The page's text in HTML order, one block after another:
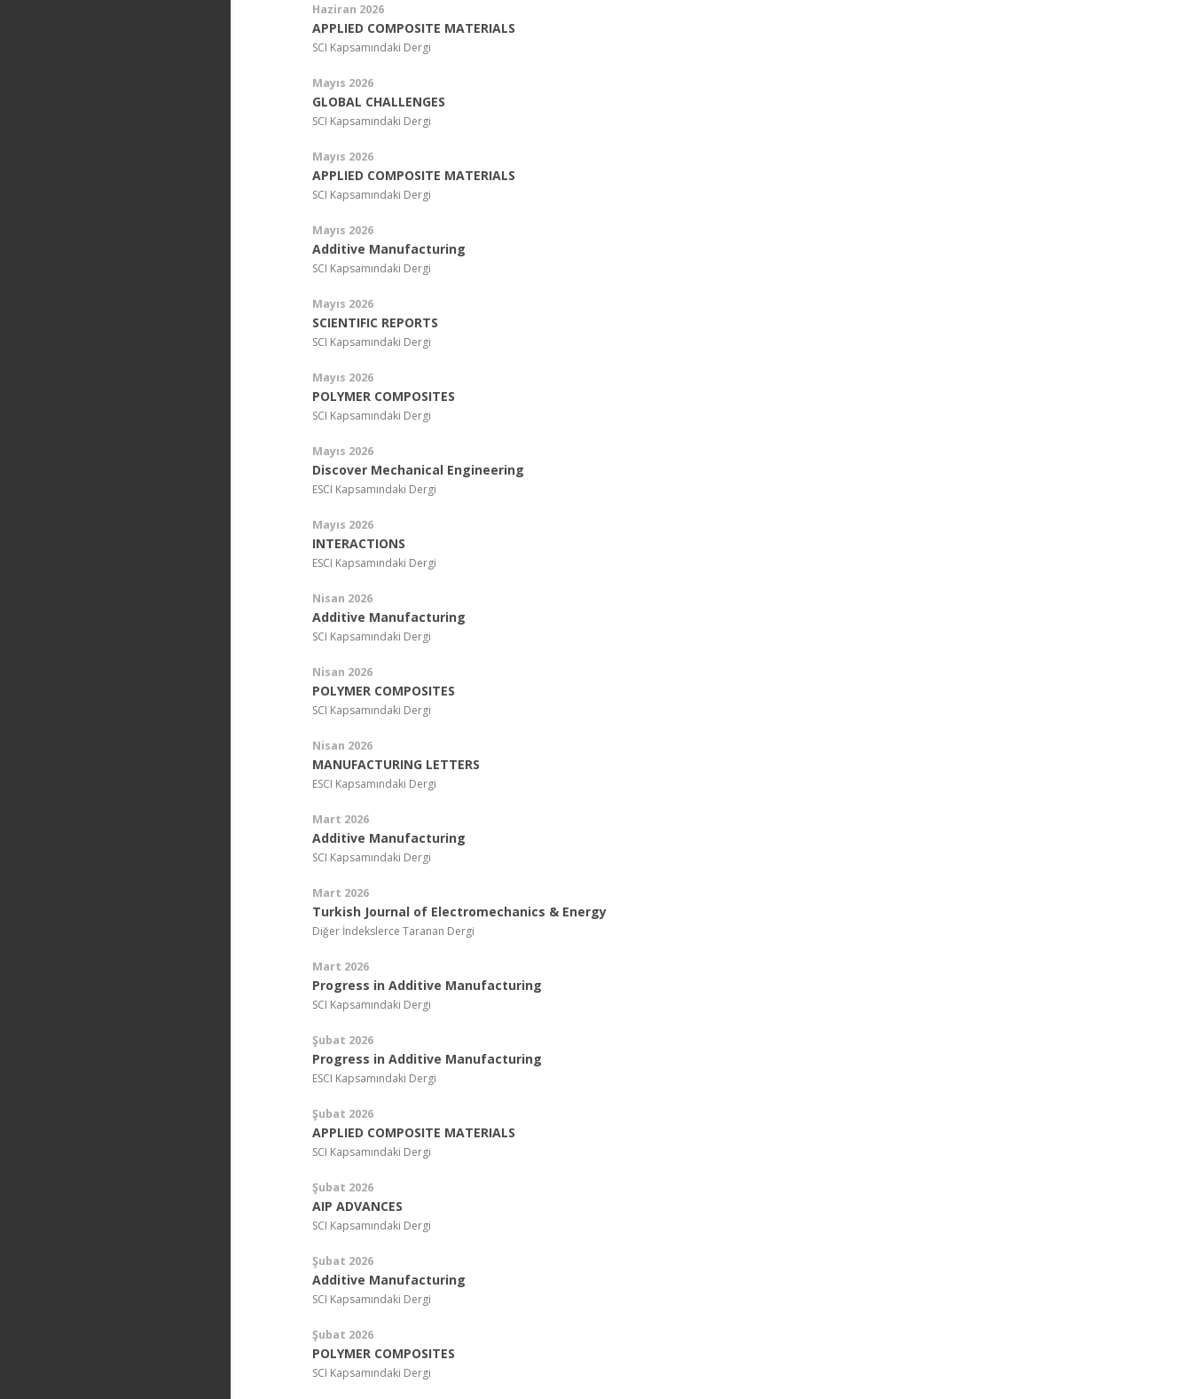
Haziran 2026
APPLIED COMPOSITE MATERIALS
SCI Kapsamındaki Dergi
Mayıs 2026
GLOBAL CHALLENGES
SCI Kapsamındaki Dergi
Mayıs 2026
APPLIED COMPOSITE MATERIALS
SCI Kapsamındaki Dergi
Mayıs 2026
Additive Manufacturing
SCI Kapsamındaki Dergi
Mayıs 2026
SCIENTIFIC REPORTS
SCI Kapsamındaki Dergi
Mayıs 2026
POLYMER COMPOSITES
SCI Kapsamındaki Dergi
Mayıs 2026
Discover Mechanical Engineering
ESCI Kapsamındaki Dergi
Mayıs 2026
INTERACTIONS
ESCI Kapsamındaki Dergi
Nisan 2026
Additive Manufacturing
SCI Kapsamındaki Dergi
Nisan 2026
POLYMER COMPOSITES
SCI Kapsamındaki Dergi
Nisan 2026
MANUFACTURING LETTERS
ESCI Kapsamındaki Dergi
Mart 2026
Additive Manufacturing
SCI Kapsamındaki Dergi
Mart 2026
Turkish Journal of Electromechanics & Energy
Diğer İndekslerce Taranan Dergi
Mart 2026
Progress in Additive Manufacturing
SCI Kapsamındaki Dergi
Şubat 2026
Progress in Additive Manufacturing
ESCI Kapsamındaki Dergi
Şubat 2026
APPLIED COMPOSITE MATERIALS
SCI Kapsamındaki Dergi
Şubat 2026
AIP ADVANCES
SCI Kapsamındaki Dergi
Şubat 2026
Additive Manufacturing
SCI Kapsamındaki Dergi
Şubat 2026
POLYMER COMPOSITES
SCI Kapsamındaki Dergi